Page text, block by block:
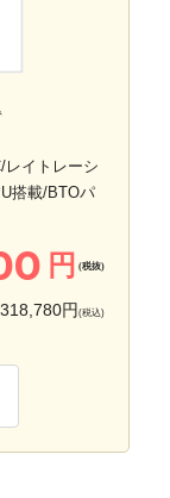
イトレーシ
搭載/BTOパ
円 (税抜)
318,780円 (税込)